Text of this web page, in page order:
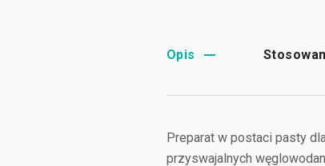
Opis
Preparat w postaci pasty
przyswajalnych